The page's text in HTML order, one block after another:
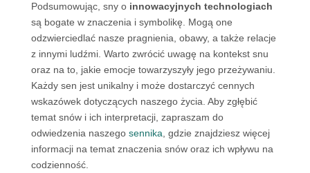
Podsumowując, sny o innowacyjnych technologiach
są bogate w znaczenia i symbolikę. Mogą one
odzwierciedlać nasze pragnienia, obawy, a także relacje
z innymi ludźmi. Warto zwrócić uwagę na kontekst snu
oraz na to, jakie emocje towarzyszyły jego przeżywaniu.
Każdy sen jest unikalny i może dostarczyć cennych
wskazówek dotyczących naszego życia. Aby zgłębić
temat snów i ich interpretacji, zapraszam do
odwiedzenia naszego sennika , gdzie znajdziesz więcej
informacji na temat znaczenia snów oraz ich wpływu na
codzienność.